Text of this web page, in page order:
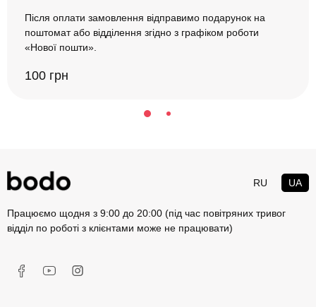
Після оплати замовлення відправимо подарунок на
поштомат або відділення згідно з графіком роботи
«Нової пошти».
100 грн
RU UA
Працюємо щодня з 9:00 до 20:00 (під час повітряних тривог
відділ по роботі з клієнтами може не працювати)